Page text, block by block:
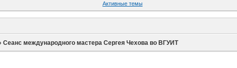
Активные темы
Сеанс международного мастера Сергея Чехова во ВГУИТ